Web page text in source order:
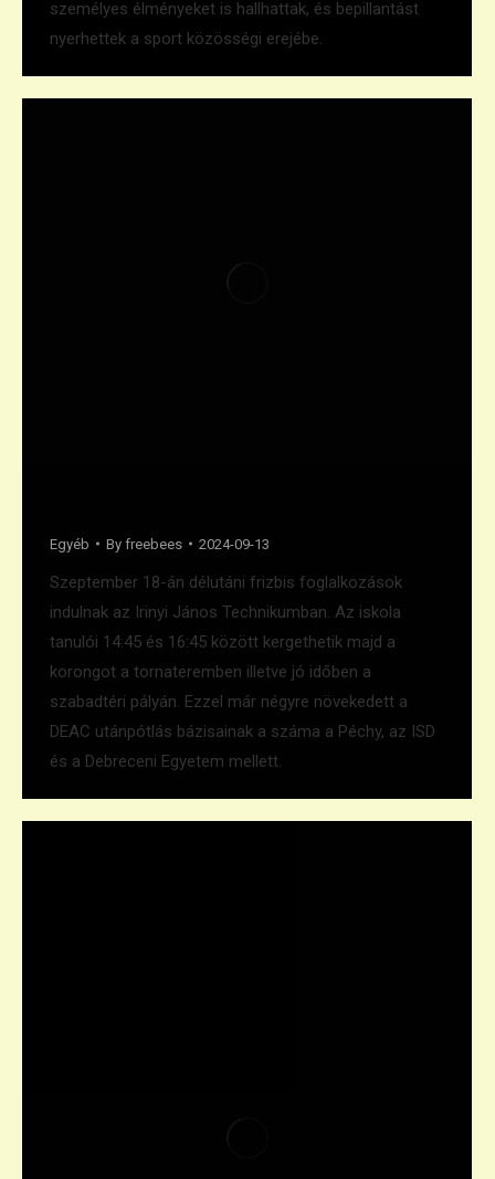
személyes élményeket is hallhattak, és bepillantást
nyerhettek a sport közösségi erejébe.
Egyéb By freebees 2024-09-13
Szeptember 18-án délutáni frizbis foglalkozások
indulnak az Irinyi János Technikumban. Az iskola
tanulói 14:45 és 16:45 között kergethetik majd a
korongot a tornateremben illetve jó időben a
szabadtéri pályán. Ezzel már négyre növekedett a
DEAC utánpótlás bázisainak a száma a Péchy, az ISD
és a Debreceni Egyetem mellett.